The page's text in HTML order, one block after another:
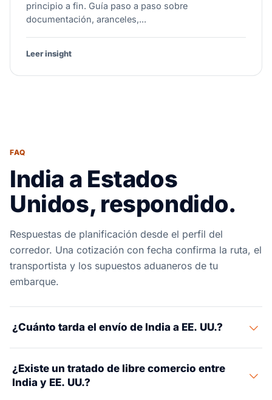
principio a fin. Guía paso a paso sobre
documentación, aranceles,...
Leer insight
FAQ
India a Estados
Unidos, respondido.
Respuestas de planificación desde el perfil del
corredor. Una cotización con fecha confirma la ruta, el
transportista y los supuestos aduaneros de tu
embarque.
¿Cuánto tarda el envío de India a EE. UU.?
tiempo exacto depende del puerto de origen y de la
puerta de entrada en EE. UU. De JNPT (Mumbai) a
¿Existe un tratado de libre comercio entre
India y EE. UU.?